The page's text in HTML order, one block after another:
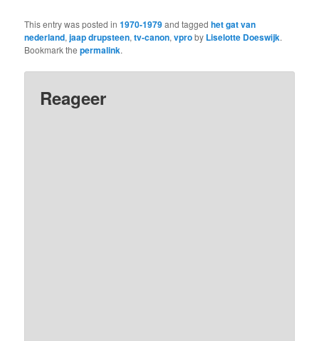
This entry was posted in1970-1979and taggedhet gat van
nederland,jaap drupsteen,tv-canon,vproby Liselotte Doeswijk.
Bookmark thepermalink.
Reageer